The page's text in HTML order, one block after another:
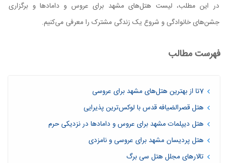
در این مطلب، لیست هتل‌های مشهد برای عروس و دامادها و برگزاری
جشن‌های خانوادگی و شروع یک زندگی مشترک را معرفی می‌کنیم.
فهرست مطالب
7تا از بهترین هتل‌های مشهد برای عروسی
هتل قصرالضیافه قدس با لوکس‌ترین پذیرایی
هتل دیپلمات مشهد برای عروس و دامادها در نزدیکی حرم
هتل پردیسان مشهد برای عروسی و نامزدی
تالارهای مجلل هتل سی برگ